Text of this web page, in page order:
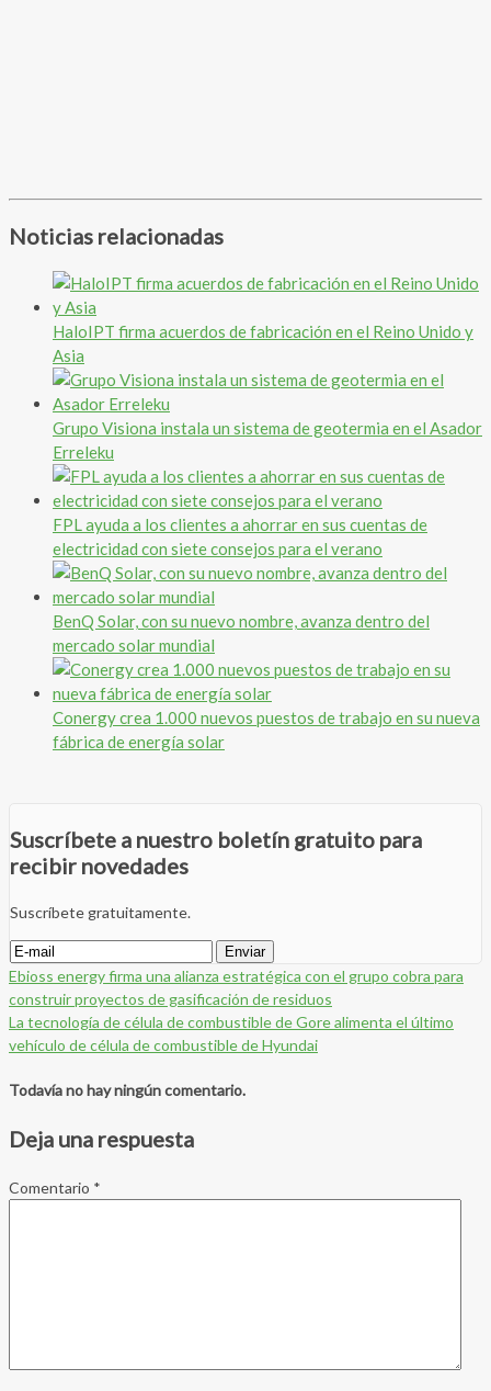
Noticias relacionadas
HaloIPT firma acuerdos de fabricación en el Reino Unido y
Asia
Grupo Visiona instala un sistema de geotermia en el Asador
Erreleku
FPL ayuda a los clientes a ahorrar en sus cuentas de
electricidad con siete consejos para el verano
BenQ Solar, con su nuevo nombre, avanza dentro del
mercado solar mundial
Conergy crea 1.000 nuevos puestos de trabajo en su nueva
fábrica de energía solar
Suscríbete a nuestro boletín gratuito para
recibir novedades
Suscríbete gratuitamente.
Ebioss energy firma una alianza estratégica con el grupo cobra para
construir proyectos de gasificación de residuos
La tecnología de célula de combustible de Gore alimenta el último
vehículo de célula de combustible de Hyundai
Todavía no hay ningún comentario.
Deja una respuesta
Comentario *